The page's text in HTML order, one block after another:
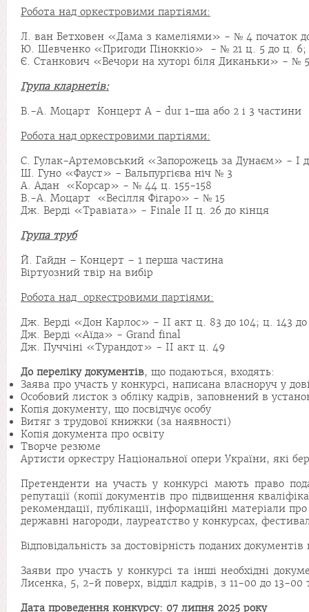
Робота над оркестровими партіями:
Л. ван Бетховен «Дама з камеліями» - № 4 початок
Ю. Шевченко «Пригоди Піноккіо» - № 21 ц. 5 до ц. 6;
Є. Станкович «Вечори на хуторі біля Диканьки» - №
Група кларнетів:
В.-А. Моцарт Концерт А - dur 1-ша або 2 і 3 частини
Робота над оркестровими партіями:
С. Гулак-Артемовський «Запорожець за Дунаєм» - І
Ш. Гуно «Фауст» - Вальпургієва ніч № 3
А. Адан «Корсар» - № 44 ц. 155-158
В.-А. Моцарт «Весілля Фігаро» - № 15
Дж. Верді «Травіата» - Finale ІІ ц. 26 до кінця
Група труб
Й. Гайдн – Концерт – 1 перша частина
Віртуозний твір на вибір
Робота над оркестровими партіями:
Дж. Верді «Дон Карлос» - ІІ акт ц. 83 до 104; ц. 143 до
Дж. Верді «Аїда» - Grand final
Дж. Пуччіні «Турандот» - ІІ акт ц. 49
До переліку документів, що подаються, входять:
Заява про участь у конкурсі, написана власноруч у
Особовий листок з обліку кадрів, заповнений в
Копія документу, що посвідчує особу
Витяг з трудової книжки (за наявності)
Копія документа про освіту
Творче резюме
Артисти оркестру Національної опери України, які
Претенденти на участь у конкурсі мають право
репутації (копії документів про підвищення
рекомендації, публікації, інформаційні матеріали
державні нагороди, лауреатство у конкурсах,
Відповідальність за достовірність поданих
Заяви про участь у конкурсі та інші необхідні
Лисенка, 5, 2-й поверх, відділ кадрів, з 11-00 до 13-
Дата проведення конкурсу: 07 липня 2025 року